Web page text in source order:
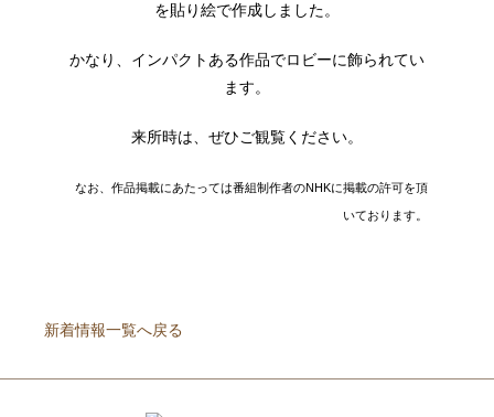
を貼り絵で作成しました。
かなり、インパクトある作品でロビーに飾られてい
ます。
来所時は、ぜひご観覧ください。
なお、作品掲載にあたっては番組制作者のNHKに掲載の許可を頂
いております。
新着情報一覧へ戻る